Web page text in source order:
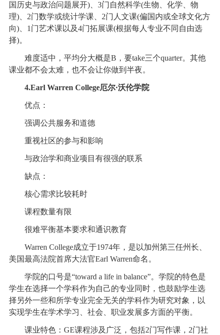
国历史与政治问题展开)、3门自然科学(生物、化学、物
理)、2门数学或统计学课、2门人文课(偏国内或全球文化方
向)、1门艺术课以及4门拓展课(根据每人专业不同自由选
择)。
难度适中，平均分大概是B，要take三个quarter。其他
课业都不会太难，也不会让你做到半夜。
4.Earl Warren College厄尔·沃伦学院
优点：
强调公共服务和道德
重视社区的参与和影响
与政治学和商业项目有很强的联系
缺点：
核心需求比较耗时
课程数量有限
很难平衡基本要求和通识教育
Warren College成立于1974年，是以加州第三任州长、
美国最高法院首席大法官Earl Warren命名。
学院的口号是“toward a life in balance”。学院的特色是
学生在选择一个学科作为自己的专业同时，也鼓励学生选
择另外一些和所学专业完全无关的学科作为研究对象，以
实现学生在学术学习、社会、职业发展多方面的平衡。
课业特色：GE课程涉及广泛，包括2门写作课，2门社